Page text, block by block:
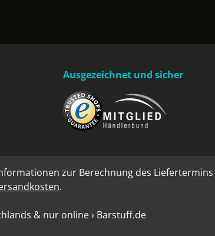
Ausgezeichnet und sicher
zur Berechnung des
.
& nur online › Barstuff.de